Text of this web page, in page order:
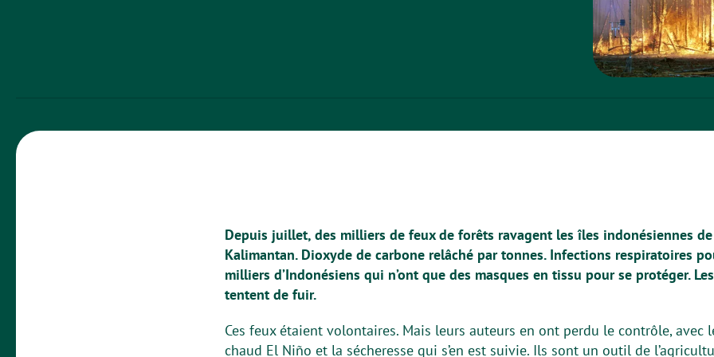
Depuis juillet, des milliers de feux de forêts ravagent les îles indonésiennes
Kalimantan. Dioxyde de carbone relâché par tonnes. Infections respiratoires
milliers d’Indonésiens qui n’ont que des masques en tissu pour se protéger.
tentent de fuir.
Ces feux étaient volontaires. Mais leurs auteurs en ont perdu le contrôle, avec
chaud El Niño et la sécheresse qui s’en est suivie. Ils sont un outil de